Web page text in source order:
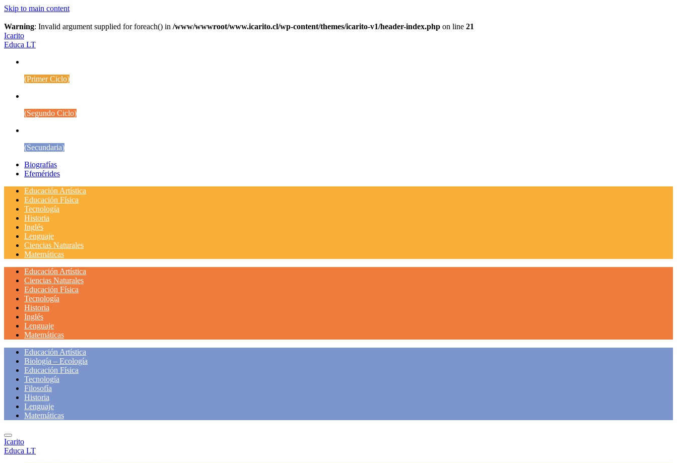
Skip to main content
Warning: Invalid argument supplied for foreach() in /www/wwwroot/www.icarito.cl/wp-content/themes/icarito-v1/header-index.php on line 21
Icarito
Educa LT
(Primer Ciclo)
(Segundo Ciclo)
(Secundaria)
Biografías
Efemérides
Educación Artística
Educación Física
Tecnología
Historia
Inglés
Lenguaje
Ciencias Naturales
Matemáticas
Educación Artística
Ciencias Naturales
Educación Física
Tecnología
Historia
Inglés
Lenguaje
Matemáticas
Educación Artística
Biología – Ecología
Educación Física
Tecnología
Filosofía
Historia
Lenguaje
Matemáticas
Icarito
Educa LT